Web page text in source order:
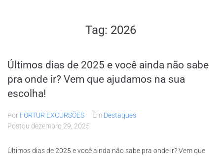
Tag: 2026
Últimos dias de 2025 e você ainda não sabe
pra onde ir? Vem que ajudamos na sua
escolha!
Por FORTUR EXCURSÕES Em Destaques
Postou dezembro 29, 2025
Últimos dias de 2025 e você ainda não sabe pra onde ir? Vem que